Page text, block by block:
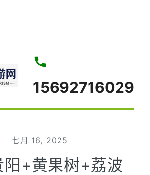
15692716029
七月 16, 2025
阳+黄果树+荔波